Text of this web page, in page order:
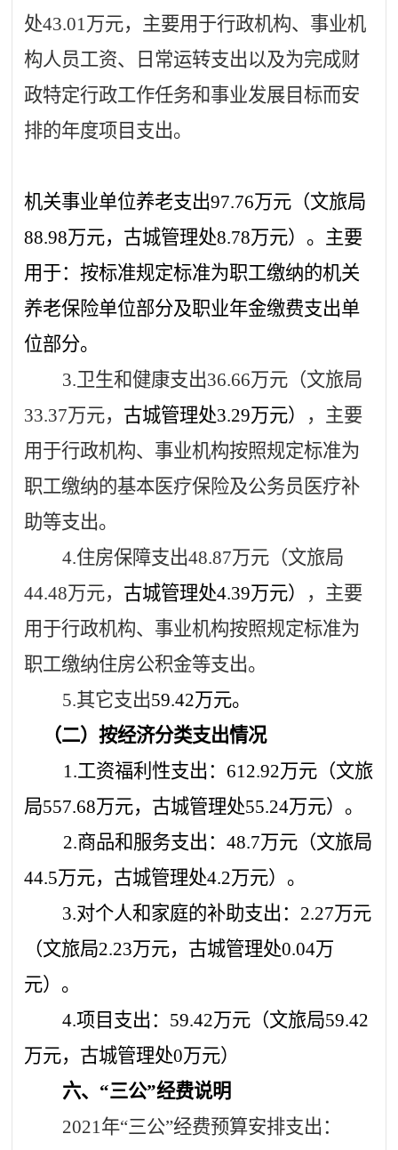
处43.01 万元，主要用于行政机构、事业机
构人员工资、日常运转支出以及为完成财
政特定行政工作任务和事业发展目标而安
排的年度项目支出。
机关事业单位养老支出97.76万元（文旅局
88.98万元，古城管理处8.78万元）。主要
用于：按标准规定标准为职工缴纳的机关
养老保险单位部分及职业年金缴费支出单
位部分。
3.卫生和健康支出36.66万元（文旅局
33.37万元， 古城管理处3.29万元）
，主要
用于行政机构、事业机构按照规定标准为
职工缴纳的基本医疗保险及公务员医疗补
助等支出。
4.住房保障支出48.87万元（文旅局
44.48万元， 古城管理处4.39万元）
，主要
用于行政机构、事业机构按照规定标准为
职工缴纳住房公积金等支出。
5.其它支出59.42万元。
（二）按经济分类支出情况
1.工资福利性支出： 612.92万元（文旅
局557.68万元，古城管理处55.24万元）。
2.商品和服务支出：48.7万元（文旅局
44.5万元，古城管理处4.2万元）。
3.对个人和家庭的补助支出： 2.27万元
（文旅局2.23万元，古城管理处0.04万
元）。
4.项目支出： 59.42万元（文旅局59.42
万元，古城管理处0万元）
六、 “三公”经费说明
2021 年“三公”经费预算安排支出：